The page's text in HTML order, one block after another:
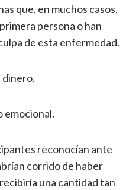
que, en muchos casos,
persona o han
de esta enfermedad.
dinero.
emocional.
reconocían ante
corrido de haber
una cantidad tan